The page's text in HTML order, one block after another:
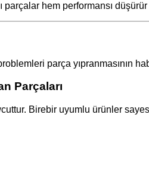
hem performansı düşürür
parça yıpranmasının
Parçaları
Birebir uyumlu ürünler